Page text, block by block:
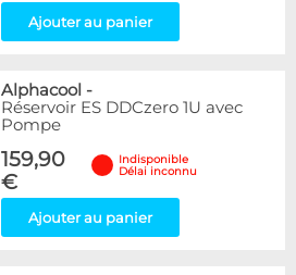
Ajouter au panier
Alphacool -
Réservoir ES DDCzero 1U avec
Pompe
159,90
€
Indisponible
Délai inconnu
Ajouter au panier